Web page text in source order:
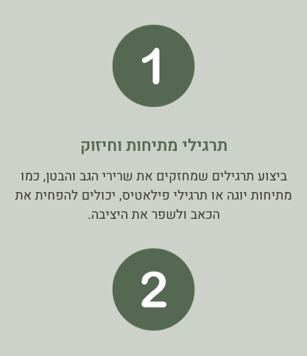
תרגילי מתיחות וחיזוק
ביצוע תרגילים שמחזקים את שרירי הגב והבטן, כמו
מתיחות יוגה או תרגילי פילאטיס, יכולים להפחית את
הכאב ולשפר את היציבה.